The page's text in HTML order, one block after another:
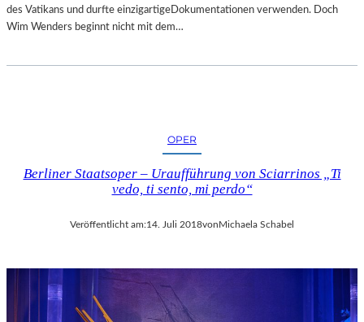
des Vatikans und durfte einzigartigeDokumentationen verwenden. Doch
Wim Wenders beginnt nicht mit dem…
OPER
Berliner Staatsoper – Uraufführung von Sciarrinos „Ti
vedo, ti sento, mi perdo“
Veröffentlicht am:14. Juli 2018vonMichaela Schabel